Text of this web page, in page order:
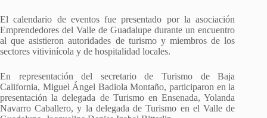
El calendario de eventos fue presentado por la asociación
Emprendedores del Valle de Guadalupe durante un encuentro
al que asistieron autoridades de turismo y miembros de los
sectores vitivinícola y de hospitalidad locales.
En representación del secretario de Turismo de Baja
California, Miguel Ángel Badiola Montaño, participaron en la
presentación la delegada de Turismo en Ensenada, Yolanda
Navarro Caballero, y la delegada de Turismo en el Valle de